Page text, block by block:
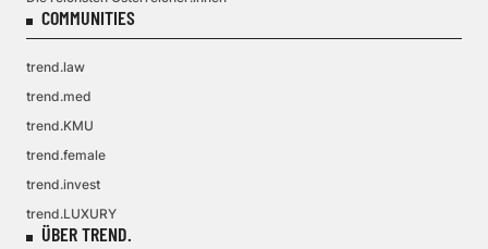
COMMUNITIES
trend.law
trend.med
trend.KMU
trend.female
trend.invest
trend.LUXURY
ÜBER TREND.